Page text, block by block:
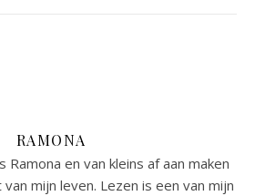
RAMONA
Ramona en van kleins af aan maken
mijn leven. Lezen is een van mijn